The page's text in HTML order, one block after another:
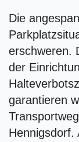
Die
erschweren.
der
garantieren
Hennigsdorf.